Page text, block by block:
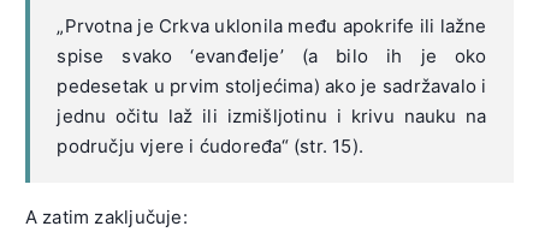
„Prvotna je Crkva uklonila među apokrife ili lažne
spise svako ‘evanđelje’ (a bilo ih je oko
pedesetak u prvim stoljećima) ako je sadržavalo i
jednu očitu laž ili izmišljotinu i krivu nauku na
području vjere i ćudoređa“ (str. 15).
A zatim zaključuje: